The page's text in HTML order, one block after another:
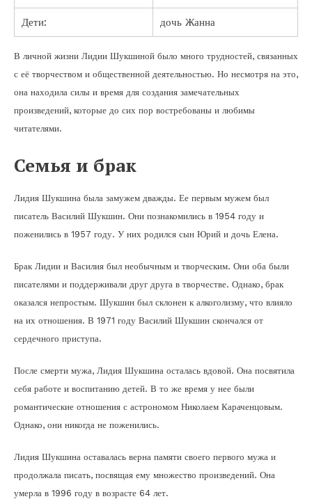
Дети: дочь Жанна
В личной жизни Лидии Шукшиной было много трудностей, связанных
с её творчеством и общественной деятельностью. Но несмотря на это,
она находила силы и время для создания замечательных
произведений, которые до сих пор востребованы и любимы
читателями.
Семья и брак
Лидия Шукшина была замужем дважды. Ее первым мужем был
писатель Василий Шукшин. Они познакомились в 1954 году и
поженились в 1957 году. У них родился сын Юрий и дочь Елена.
Брак Лидии и Василия был необычным и творческим. Они оба были
писателями и поддерживали друг друга в творчестве. Однако, брак
оказался непростым. Шукшин был склонен к алкоголизму, что влияло
на их отношения. В 1971 году Василий Шукшин скончался от
сердечного приступа.
После смерти мужа, Лидия Шукшина осталась вдовой. Она посвятила
себя работе и воспитанию детей. В то же время у нее были
романтические отношения с астрономом Николаем Караченцовым.
Однако, они никогда не поженились.
Лидия Шукшина оставалась верна памяти своего первого мужа и
продолжала писать, посвящая ему множество произведений. Она
умерла в 1996 году в возрасте 64 лет.